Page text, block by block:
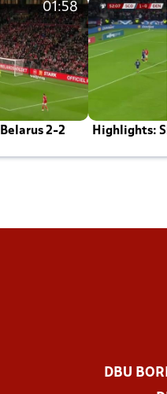
01:58
2-2 Highlights:
DBU